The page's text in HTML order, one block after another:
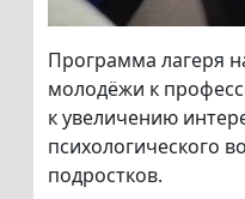
Программа лагеря
молодёжи к
к увеличению
психологического
подростков.